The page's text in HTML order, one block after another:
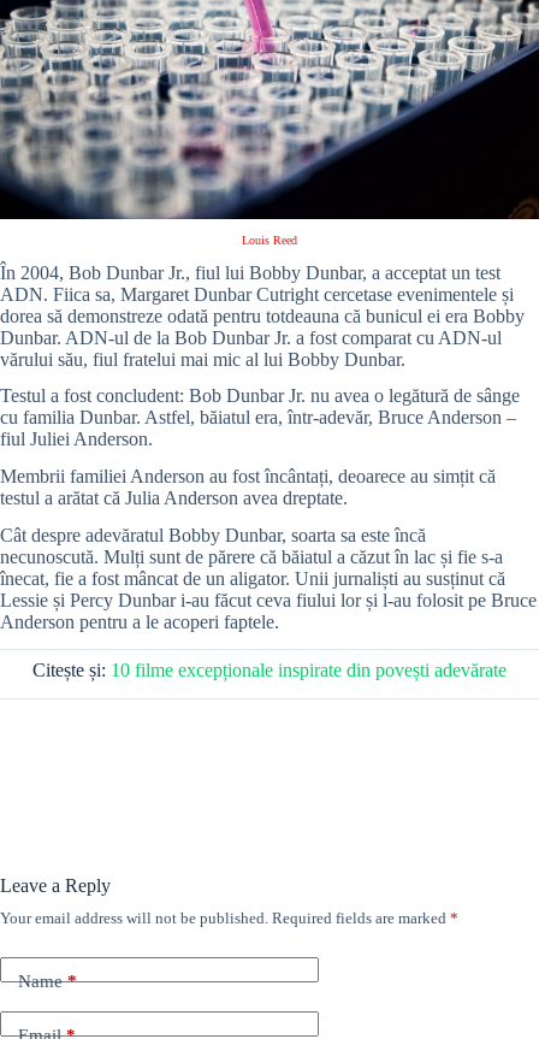
Louis Reed
În 2004, Bob Dunbar Jr., fiul lui Bobby Dunbar, a acceptat un test
ADN. Fiica sa, Margaret Dunbar Cutright cercetase evenimentele și
dorea să demonstreze odată pentru totdeauna că bunicul ei era Bobby
Dunbar. ADN-ul de la Bob Dunbar Jr. a fost comparat cu ADN-ul
vărului său, fiul fratelui mai mic al lui Bobby Dunbar.
Testul a fost concludent: Bob Dunbar Jr. nu avea o legătură de sânge
cu familia Dunbar. Astfel, băiatul era, într-adevăr, Bruce Anderson –
fiul Juliei Anderson.
Membrii familiei Anderson au fost încântați, deoarece au simțit că
testul a arătat că Julia Anderson avea dreptate.
Cât despre adevăratul Bobby Dunbar, soarta sa este încă
necunoscută. Mulți sunt de părere că băiatul a căzut în lac și fie s-a
înecat, fie a fost mâncat de un aligator. Unii jurnaliști au susținut că
Lessie și Percy Dunbar i-au făcut ceva fiului lor și l-au folosit pe Bruce
Anderson pentru a le acoperi faptele.
Citește și: 10 filme excepționale inspirate din povești adevărate
Leave a Reply
Your email address will not be published. Required fields are marked *
Name*
Email*